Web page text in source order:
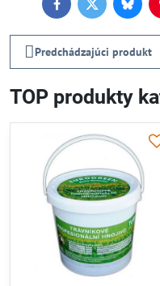
FacebookTwitter
Predchádzajúci produkt
TOP produkty